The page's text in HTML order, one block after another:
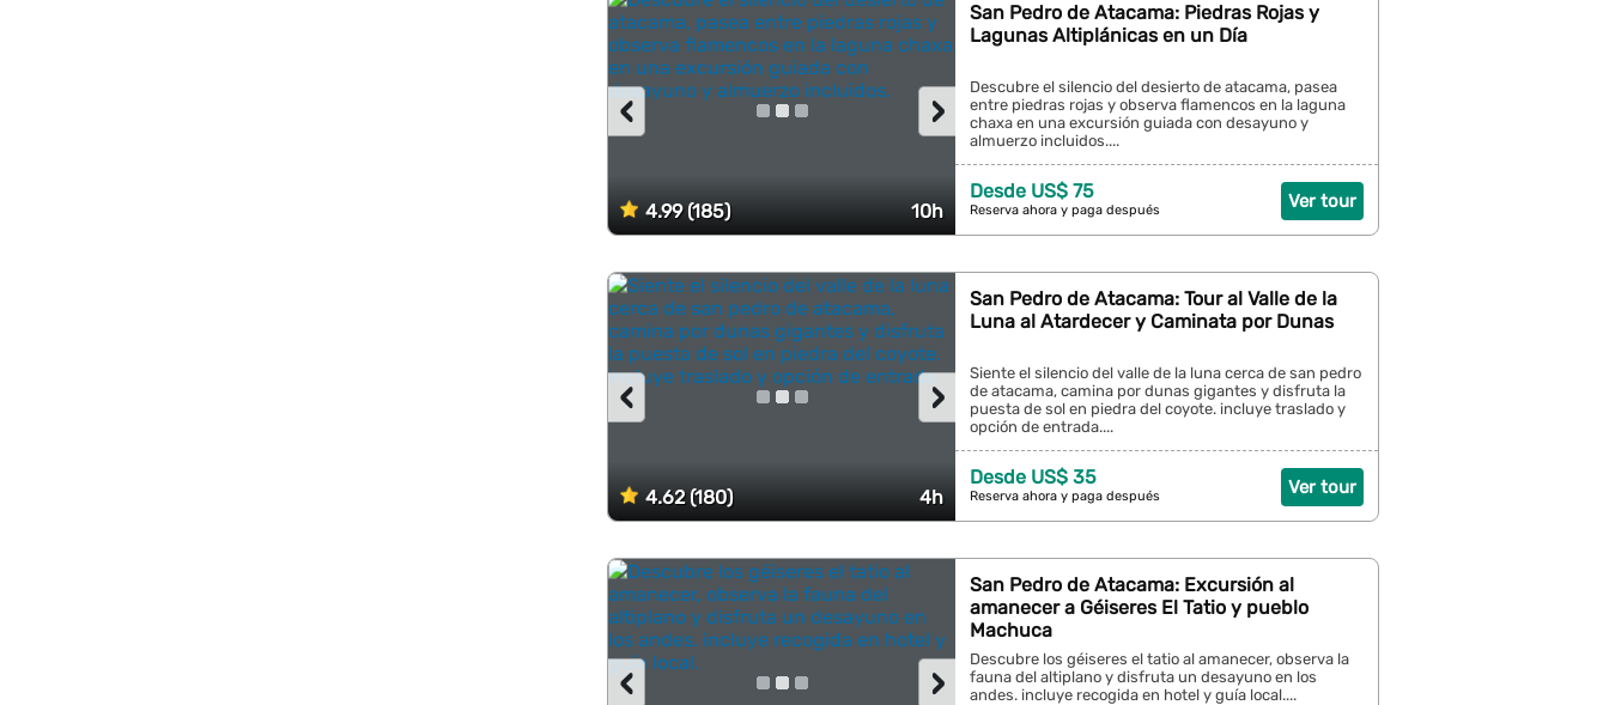
4.99 (185) 10h
›
‹
San Pedro de Atacama: Piedras Rojas y
Lagunas Altiplánicas en un Día
Descubre el silencio del desierto de atacama, pasea
entre piedras rojas y observa flamencos en la laguna
chaxa en una excursión guiada con desayuno y
almuerzo incluidos....
Ver tour
Desde US$ 75
Reserva ahora y paga después
4.62 (180) 4h
›
‹
San Pedro de Atacama: Tour al Valle de la
Luna al Atardecer y Caminata por Dunas
Siente el silencio del valle de la luna cerca de san pedro
de atacama, camina por dunas gigantes y disfruta la
puesta de sol en piedra del coyote. incluye traslado y
opción de entrada....
Ver tour
Desde US$ 35
Reserva ahora y paga después
›
‹
San Pedro de Atacama: Excursión al
amanecer a Géiseres El Tatio y pueblo
Machuca
Descubre los géiseres el tatio al amanecer, observa la
fauna del altiplano y disfruta un desayuno en los
andes. incluye recogida en hotel y guía local....